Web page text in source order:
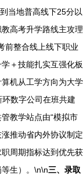
当地普高线下25分以
高考升学路线主攻理
整合线上线下职业
＋技能扎实互强化板
机从工学方向为大学
数字公司在班共建
教学站点由“模拟市
推动省内外协议制定
周期指标达到优先获
生）。\n\n三、录取